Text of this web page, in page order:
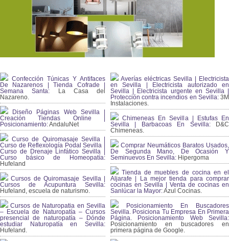
Confección Túnicas Y Antifaces
De Nazarenos | Tienda Cofrade |
Semana Santa: La Casa del
Nazareno.
Diseño Páginas Web Sevilla |
Creación Tiendas Online |
Posicionamiento:AndaluNet
Curso de Quiromasaje Sevilla |
Curso de Reflexología Podal Sevilla |
Curso de Drenaje Linfático Sevilla |
Curso básico de Homeopatía:
Hufeland
Cursos de Quiromasaje Sevilla |
Cursos de Acupuntura Sevilla:
Hufeland, escuela de naturismo.
Cursos de Naturopatia en Sevilla
– Escuela de Naturopatía – Cursos
presencial de naturopatía – Dónde
estudiar Naturopatía en Sevilla:
Hufeland.
Averías eléctricas Sevilla | Electricista
en Sevilla | Electricista autorizado en
Sevilla | Electricista urgente en Sevilla |
Protección contra incendios en Sevilla:3M
Instalaciones.
Chimeneas En Sevilla | Estufas En
Sevilla | Barbacoas En Sevilla:D&C
Chimeneas.
Comprar Neumáticos Baratos Usados,
De Segunda Mano, De Ocasión Y
Seminuevos En Sevilla: Hipergoma
Tienda de muebles de cocina en el
Aljarafe | La mejor tienda para comprar
cocinas en Sevilla | Venta de cocinas en
Sanlúcar la Mayor:Azul Cocinas.
Posicionamiento En Buscadores
Sevilla. Posiciona Tu Empresa En Primera
Página. Posicionamiento Web Sevilla:
Posicionamiento en buscadores en
primera página de Google.